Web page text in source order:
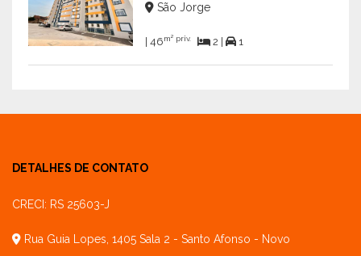
São Jorge
| 46m² priv. 2 | 1
DETALHES DE CONTATO
CRECI: RS 25603-J
Rua Guia Lopes, 1405 Sala 2 - Santo Afonso - Novo